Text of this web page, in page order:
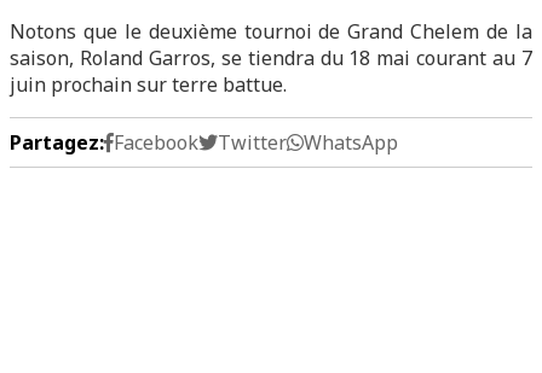
Notons que le deuxième tournoi de Grand Chelem de la
saison, Roland Garros, se tiendra du 18 mai courant au 7
juin prochain sur terre battue.
Partagez: Facebook Twitter WhatsApp